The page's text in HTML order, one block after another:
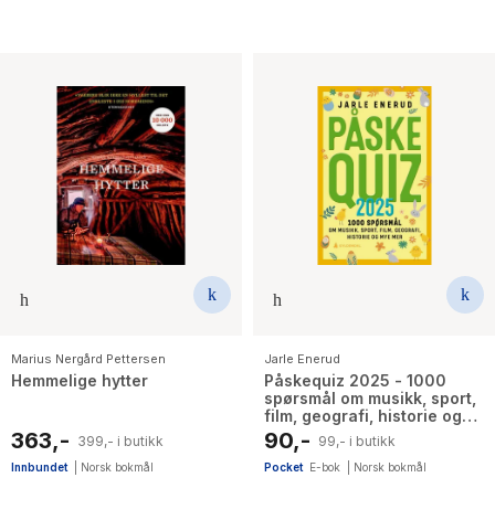
Marius Nergård Pettersen
Hemmelige hytter
363,- 399,- i butikk
Innbundet Norsk bokmål
Jarle Enerud
Påskequiz 2025 - 1000
spørsmål om musikk, sport,
film, geografi, historie og
mye mer
90,- 99,- i butikk
Pocket E-bok Norsk bokmål